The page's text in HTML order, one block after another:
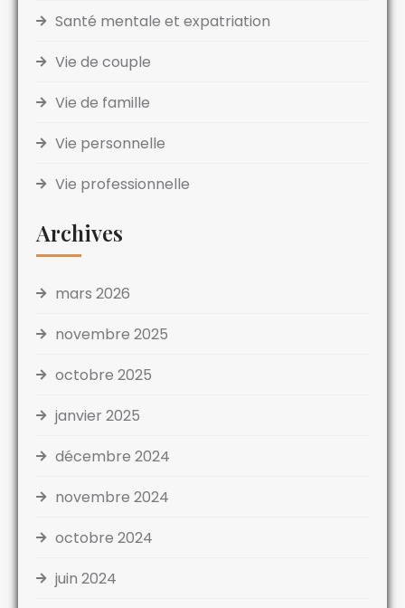
Santé mentale et expatriation
Vie de couple
Vie de famille
Vie personnelle
Vie professionnelle
Archives
mars 2026
novembre 2025
octobre 2025
janvier 2025
décembre 2024
novembre 2024
octobre 2024
juin 2024